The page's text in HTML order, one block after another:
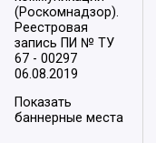
(Роскомнадзор).
Реестровая
запись ПИ № ТУ
67 - 00297
06.08.2019
Показать
баннерные места